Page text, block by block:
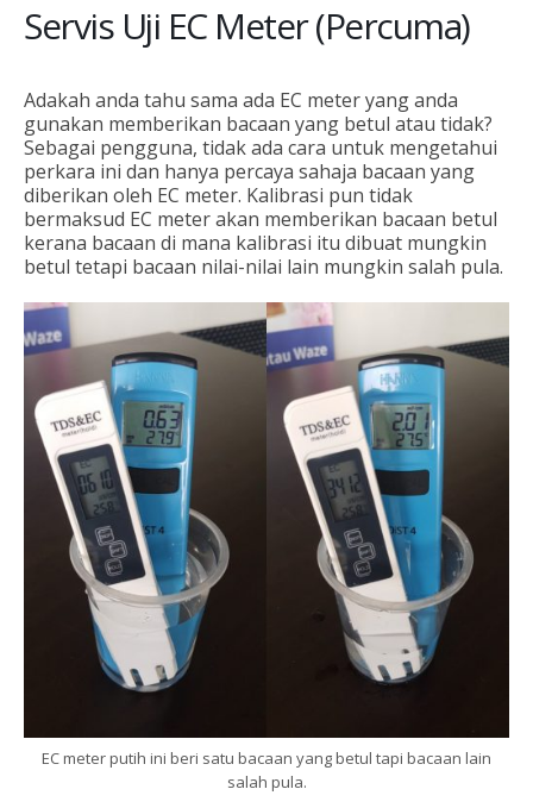
Servis Uji EC Meter (Percuma)
Adakah anda tahu sama ada EC meter yang anda
gunakan memberikan bacaan yang betul atau tidak?
Sebagai pengguna, tidak ada cara untuk mengetahui
perkara ini dan hanya percaya sahaja bacaan yang
diberikan oleh EC meter. Kalibrasi pun tidak
bermaksud EC meter akan memberikan bacaan betul
kerana bacaan di mana kalibrasi itu dibuat mungkin
betul tetapi bacaan nilai-nilai lain mungkin salah pula.
EC meter putih ini beri satu bacaan yang betul tapi bacaan lain
salah pula.